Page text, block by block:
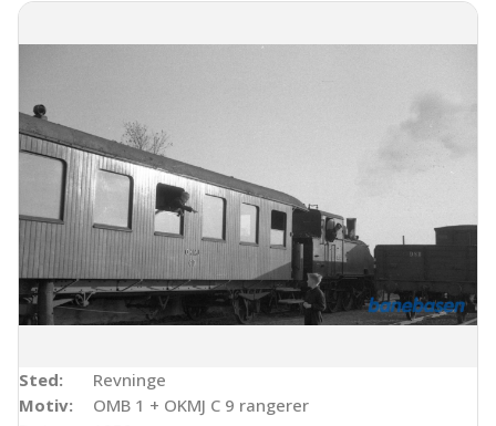
Sted:
Revninge
Motiv:
OMB 1 + OKMJ C 9 rangerer